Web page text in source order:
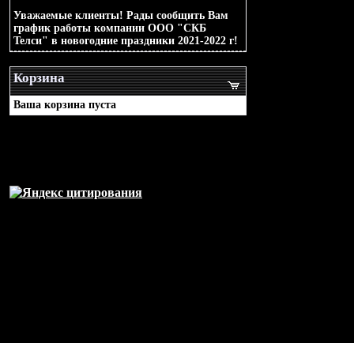
Уважаемые клиенты! Рады сообщить Вам
график работы компании ООО "СКБ
Телси" в новогодние праздники 2021-2022 г!
Корзина
Ваша корзина пуста